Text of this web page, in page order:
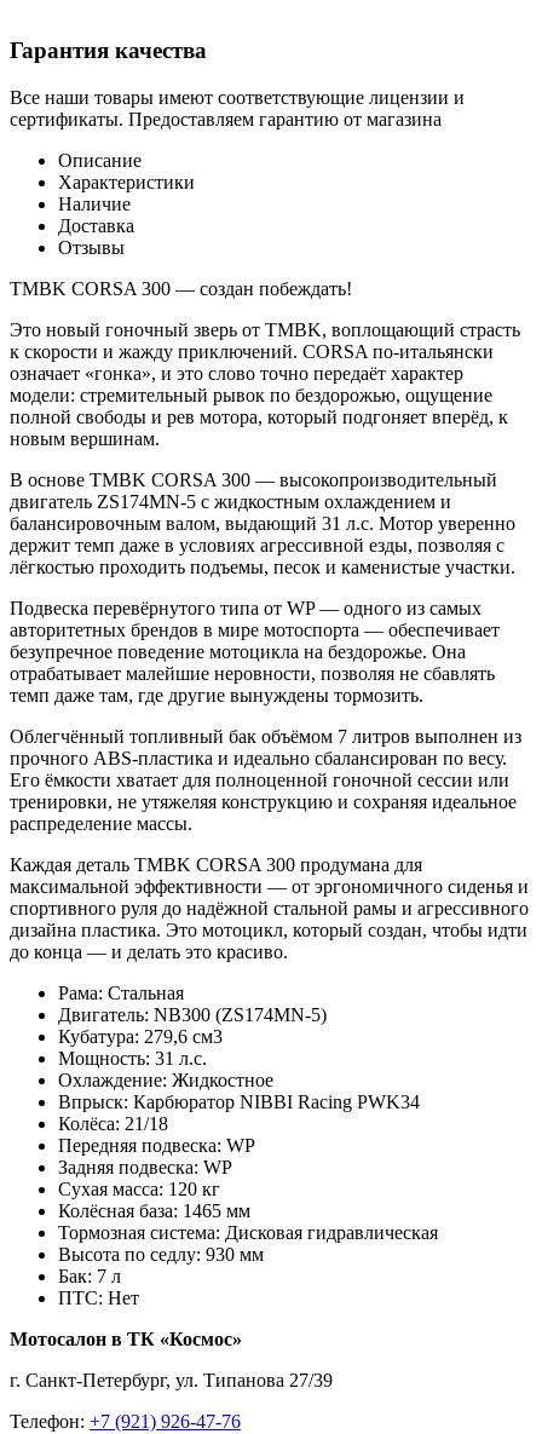
Гарантия качества
Все наши товары имеют соответствующие лицензии и
сертификаты. Предоставляем гарантию от магазина
Описание
Характеристики
Наличие
Доставка
Отзывы
TMBK CORSA 300 — создан побеждать!
Это новый гоночный зверь от TMBK, воплощающий страсть
к скорости и жажду приключений. CORSA по-итальянски
означает «гонка», и это слово точно передаёт характер
модели: стремительный рывок по бездорожью, ощущение
полной свободы и рев мотора, который подгоняет вперёд, к
новым вершинам.
В основе TMBK CORSA 300 — высокопроизводительный
двигатель ZS174MN-5 с жидкостным охлаждением и
балансировочным валом, выдающий 31 л.с. Мотор уверенно
держит темп даже в условиях агрессивной езды, позволяя с
лёгкостью проходить подъемы, песок и каменистые участки.
Подвеска перевёрнутого типа от WP — одного из самых
авторитетных брендов в мире мотоспорта — обеспечивает
безупречное поведение мотоцикла на бездорожье. Она
отрабатывает малейшие неровности, позволяя не сбавлять
темп даже там, где другие вынуждены тормозить.
Облегчённый топливный бак объёмом 7 литров выполнен из
прочного ABS-пластика и идеально сбалансирован по весу.
Его ёмкости хватает для полноценной гоночной сессии или
тренировки, не утяжеляя конструкцию и сохраняя идеальное
распределение массы.
Каждая деталь TMBK CORSA 300 продумана для
максимальной эффективности — от эргономичного сиденья и
спортивного руля до надёжной стальной рамы и агрессивного
дизайна пластика. Это мотоцикл, который создан, чтобы идти
до конца — и делать это красиво.
Рама: Стальная
Двигатель: NB300 (ZS174MN-5)
Кубатура: 279,6 см3
Мощность: 31 л.с.
Охлаждение: Жидкостное
Впрыск: Карбюратор NIBBI Racing PWK34
Колёса: 21/18
Передняя подвеска: WP
Задняя подвеска: WP
Сухая масса: 120 кг
Колёсная база: 1465 мм
Тормозная система: Дисковая гидравлическая
Высота по седлу: 930 мм
Бак: 7 л
ПТС: Нет
Мотосалон в ТК «Космос»
г. Санкт-Петербург, ул. Типанова 27/39
Телефон: +7 (921) 926-47-76